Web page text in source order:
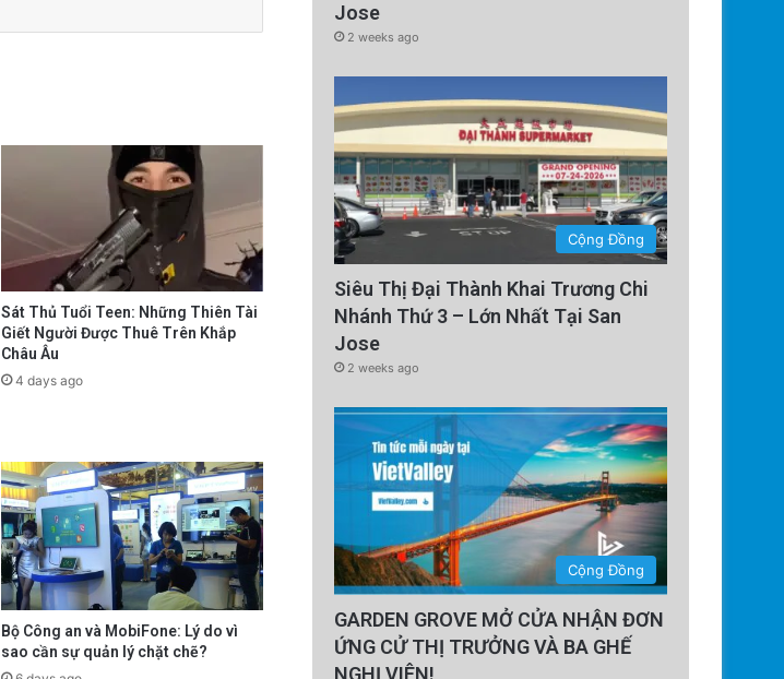
Sát Thủ Tuổi Teen: Những Thiên Tài
Giết Người Được Thuê Trên Khắp
Châu Âu
4 days ago
Bộ Công an và MobiFone: Lý do vì
sao cần sự quản lý chặt chẽ?
Jose
2 weeks ago
Cộng Đồng
Siêu Thị Đại Thành Khai Trương Chi
Nhánh Thứ 3 – Lớn Nhất Tại San
Jose
2 weeks ago
Cộng Đồng
GARDEN GROVE MỞ CỬA NHẬN ĐƠN
ỨNG CỬ THỊ TRƯỞNG VÀ BA GHẾ